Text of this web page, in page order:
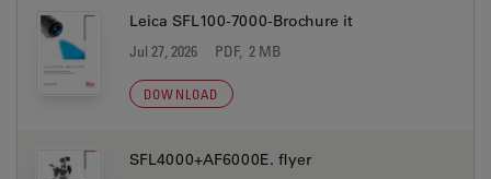
Leica SFL100-7000-Brochure it
Jul 27, 2026 PDF, 2 MB
DOWNLOAD
SFL4000+AF6000E. flyer